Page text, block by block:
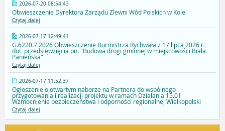
2026-07-20 08:54:43
Obwieszczenie Dyrektora Zarządu Zlewni Wód Polskich w Kole
Czytaj dalej
2026-07-17 12:49:41
G.6220.7.2026 Obwieszczenie Burmistrza Rychwała z 17 lipca 2026 r.
dot. przedsięwzięcia pn. "Budowa drogi gminnej w miejscowości Biała
Panieńska"
Czytaj dalej
2026-07-17 11:52:37
Ogłoszenie o otwartym naborze na Partnera do wspólnego
przygotowania i realizacji projektu w ramach Działania 15.01
Wzmocnienie bezpieczeństwa i odporności regionalnej Wielkopolski
Czytaj dalej